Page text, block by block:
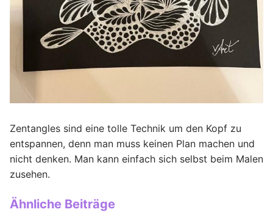
Zentangles sind eine tolle Technik um den Kopf zu
entspannen, denn man muss keinen Plan machen und
nicht denken. Man kann einfach sich selbst beim Malen
zusehen.
Ähnliche Beiträge